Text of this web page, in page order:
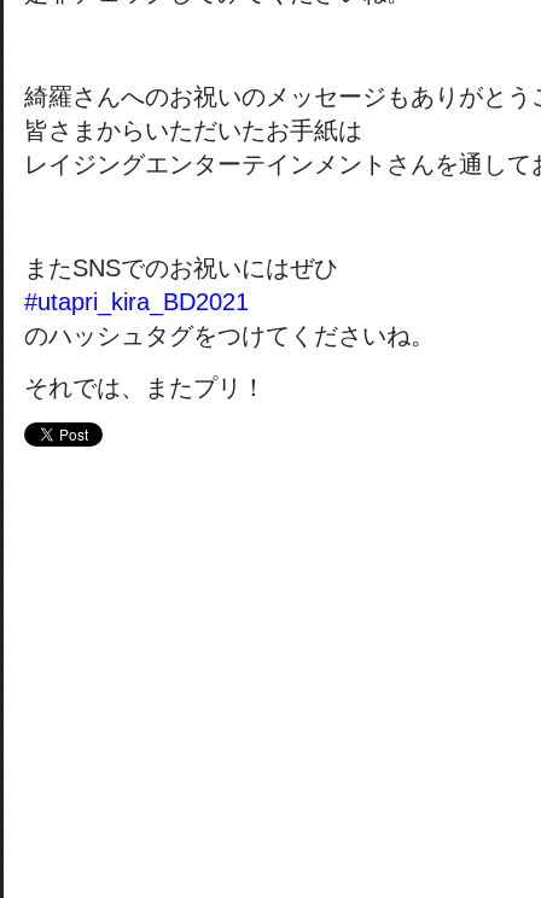
綺羅さんへのお祝いのメッセージもありがとう
皆さまからいただいたお手紙は
レイジングエンターテインメントさんを通して
またSNSでのお祝いにはぜひ
#utapri_kira_BD2021
のハッシュタグをつけてくださいね。
それでは、またプリ！